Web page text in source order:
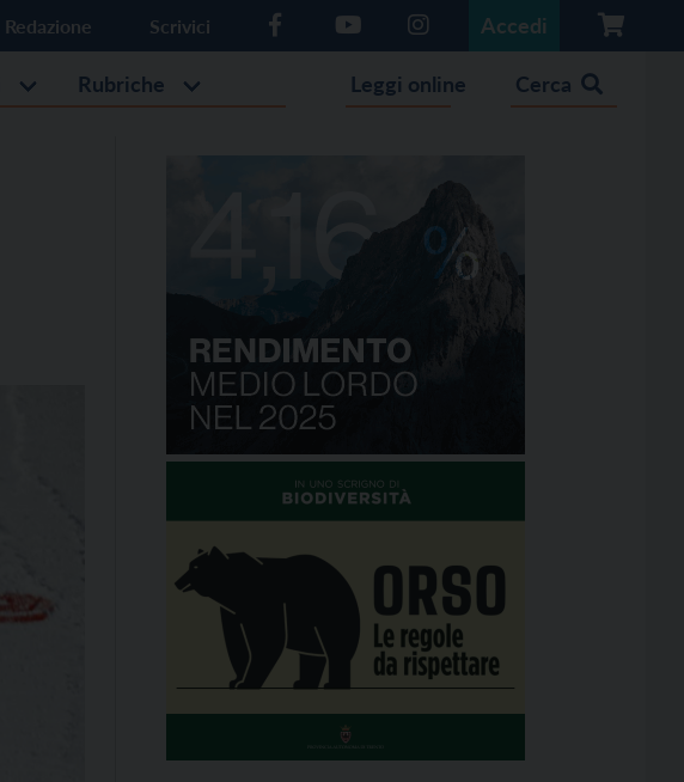
Redazione Scrivici Accedi
Rubriche Leggi online Cerca